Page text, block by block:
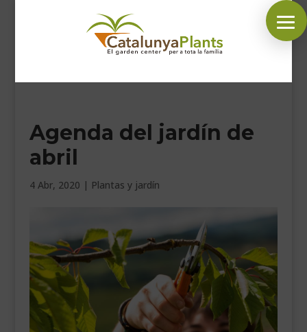
SÍGUENOS EN:
INICIO
PLANTAS
HORARIO GARDEN
CONTACTAR
___________________________
Agenda del jardín de
abril
4 Abr, 2020 | Plantas y jardín